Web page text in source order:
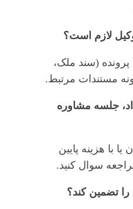
لازم است؟
پرونده (سند ملک،
مستندات مرتبط.
جلسه مشاوره
با هزینه پایین
سوال کنید.
را تضمین کند؟